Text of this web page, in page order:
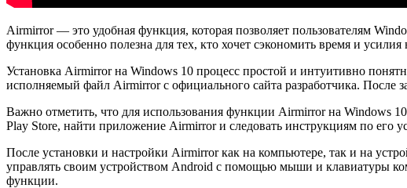
Airmirror — это удобная функция, которая позволяет пользователям
функция особенно полезна для тех, кто хочет сэкономить время и
Установка Airmirror на Windows 10 процесс простой и интуитивно
исполняемый файл Airmirror с официального сайта разработчика. После
Важно отметить, что для использования функции Airmirror на Windows
Play Store, найти приложение Airmirror и следовать инструкциям по его
После установки и настройки Airmirror как на компьютере, так и на
управлять своим устройством Android с помощью мыши и клавиатуры
функции.